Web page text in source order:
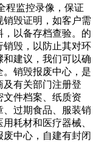
程监控录像，保证
销毁证明，如客户需
以备存档查验。的
销毁，以防止其对环
建议，我们可以确
销毁报废中心，是
有关部门注册登
件档案、纸质资
过期食品、服装销
耗材和医疗器械、
中心，自建有封闭